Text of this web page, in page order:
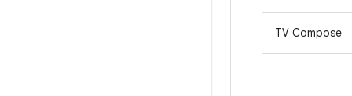
TV Compose